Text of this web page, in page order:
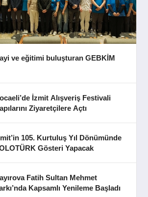
ve eğitimi buluşturan GEBKİM
İzmit Alışveriş Festivali
Ziyaretçilere Açtı
105. Kurtuluş Yıl Dönümünde
Gösteri Yapacak
Fatih Sultan Mehmet
Kapsamlı Yenileme Başladı